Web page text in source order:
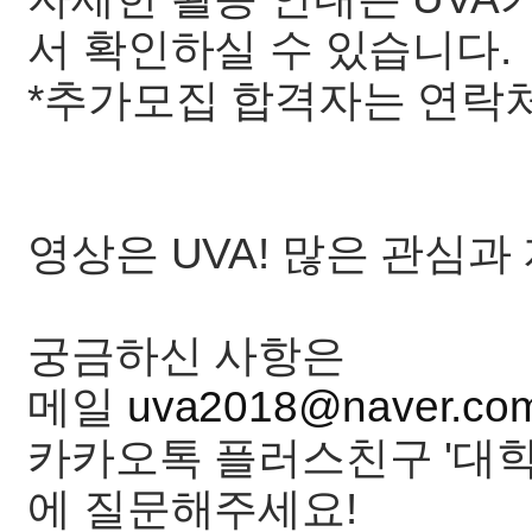
서 확인하실 수 있습니다.
*추가모집 합격자는 연락
영상은 UVA! 많은 관심
궁금하신 사항은
메일
카카오톡 플러스친구 '대
에 질문해주세요!